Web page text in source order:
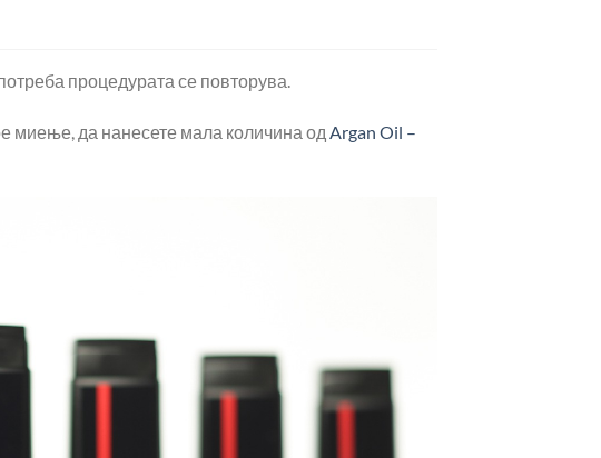
процедурата се повторува.
миење, да нанесете мала количина од Argan Oil –